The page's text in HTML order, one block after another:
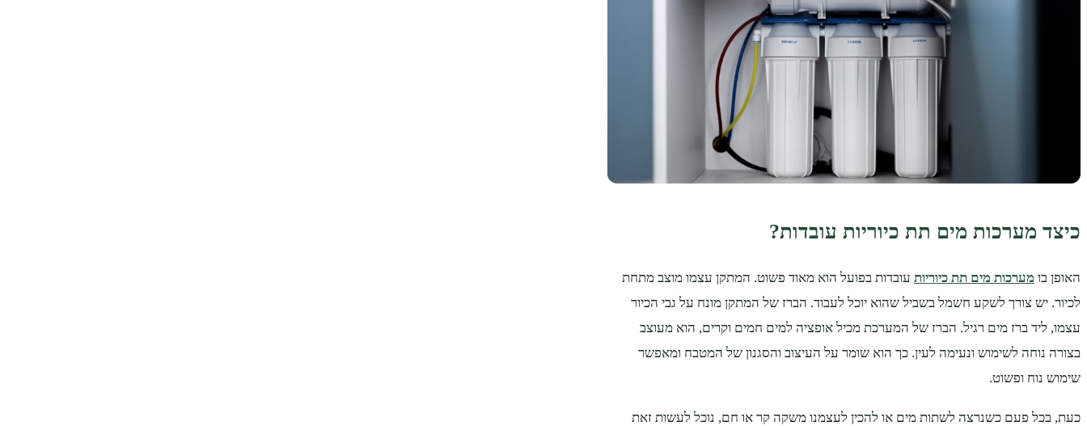
כיצד מערכות מים תת כיוריות עובדות?
האופן בו מערכות מים תת כיוריות עובדות בפועל הוא מאוד פשוט. המתקן עצמו מוצב מתחת
לכיור. יש צורך לשקע חשמל בשביל שהוא יוכל לעבוד. הברז של המתקן מונח על גבי הכיור
עצמו, ליד ברז מים רגיל. הברז של המערכת מכיל אופציה למים חמים וקרים, הוא מעוצב
בצורה נוחה לשימוש ונעימה לעין. כך הוא שומר על העיצוב והסגנון של המטבח ומאפשר
שימוש נוח ופשוט.
כעת, בכל פעם כשנרצה לשתות מים או להכין לעצמנו משקה קר או חם, נוכל לעשות זאת